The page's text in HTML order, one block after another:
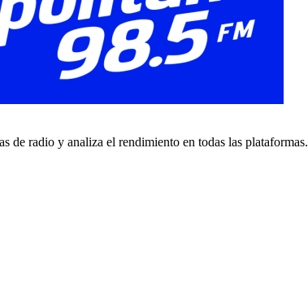
de radio y analiza el rendimiento en todas las plataformas.